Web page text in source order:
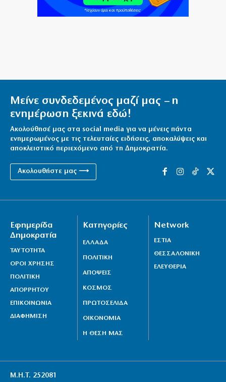
6|08|2026 | 21:55
Μείνε συνδεδεμένος μαζί μας – η
ενημέρωση ξεκινά εδώ!
Ακολούθησέ μας στα social media για να μένεις πάντα
ενημερωμένος με τις τελευταίες ειδήσεις, αποκαλύψεις και
αποκλειστικό περιεχόμενο από τη Δημοκρατία.
Ακολουθήστε μας ⟶
Εφημερίδα
Δημοκρατία
ΤΑΥΤΟΤΗΤΑ
ΟΡΟΙ ΧΡΗΣΗΣ
ΠΟΛΙΤΙΚΗ
ΑΠΟΡΡΗΤΟΥ
ΕΠΙΚΟΙΝΩΝΙΑ
ΔΙΑΦΗΜΙΣΗ
Κατηγορίες
ΕΛΛΑΔΑ
ΠΟΛΙΤΙΚΗ
ΑΠΟΨΕΙΣ
ΚΟΣΜΟΣ
ΠΡΩΤΟΣΕΛΙΔΑ
ΟΙΚΟΝΟΜΙΑ
Η ΘΕΣΗ ΜΑΣ
Network
ΕΣΤΙΑ
ΘΕΣΣΑΛΟΝΙΚΗ
ΕΛΕΥΘΕΡΙΑ
Μ.Η.Τ. 252081